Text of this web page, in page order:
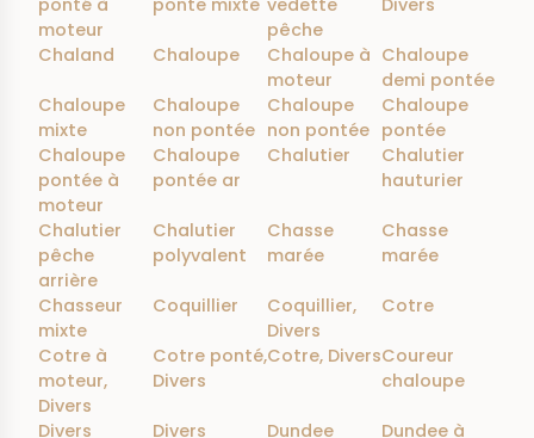
ponté à
moteur
ponte mixte vedette
pêche
Divers
Chaland Chaloupe
Chaloupe à
moteur
Chaloupe
demi pontée
Chaloupe
mixte
Chaloupe
non pontée
Chaloupe
non pontée
Chaloupe
pontée
Chaloupe
pontée à
moteur
Chaloupe
pontée ar
Chalutier
Chalutier
hauturier
Chalutier
pêche
arrière
Chalutier
polyvalent
Chasse
marée
Chasse
marée
Chasseur
mixte
Coquillier
Coquillier,
Divers
Cotre
Cotre à
moteur,
Divers
Cotre ponté,
Divers
Cotre, DiversCoureur
chaloupe
Divers
Divers
Dundee
Dundee à